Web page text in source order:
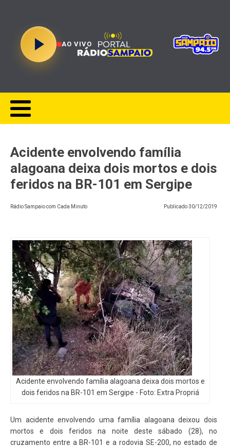
AO VIVO
Acidente envolvendo família
alagoana deixa dois mortos e dois
feridos na BR-101 em Sergipe
Rádio Sampaio com Cada Minuto Publicado30/12/2019
Acidente envolvendo família alagoana deixa dois mortos e
dois feridos na BR-101 em Sergipe - Foto: Extra Propriá
Um acidente envolvendo uma família alagoana deixou dois
mortos e dois feridos na noite deste sábado (28), no
cruzamento entre a BR-101 e a rodovia SE-200, no estado de